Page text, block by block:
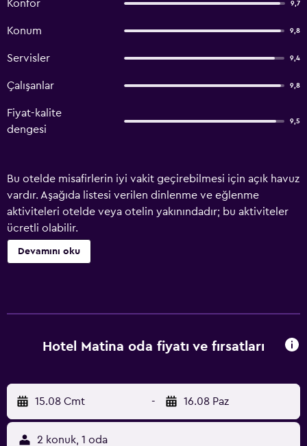
Konfor 9,7
Konum 9,8
Servisler 9,4
Çalışanlar 9,8
Fiyat-kalite
dengesi
9,5
Bu otelde misafirlerin iyi vakit geçirebilmesi için açık havuz
vardır. Aşağıda listesi verilen dinlenme ve eğlenme
aktiviteleri otelde veya otelin yakınındadır; bu aktiviteler
ücretli olabilir.
Devamını oku
Hotel Matina oda fiyatı ve fırsatları
15.08 Cmt - 16.08 Paz
2 konuk, 1 oda